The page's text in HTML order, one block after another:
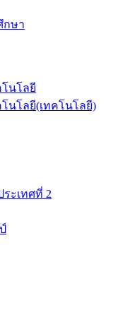
กษา
นโลยี
นโลยี(เทคโนโลยี)
ะเทศที่ 2